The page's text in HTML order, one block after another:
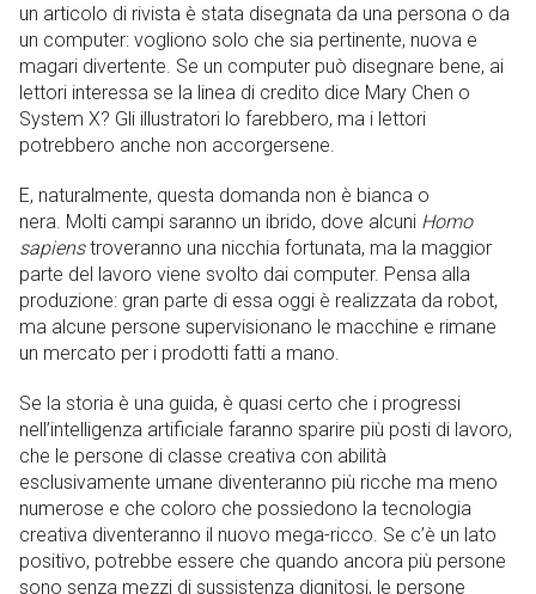
un articolo di rivista è stata disegnata da una persona o da
un computer: vogliono solo che sia pertinente, nuova e
magari divertente. Se un computer può disegnare bene, ai
lettori interessa se la linea di credito dice Mary Chen o
System X? Gli illustratori lo farebbero, ma i lettori
potrebbero anche non accorgersene.
E, naturalmente, questa domanda non è bianca o
nera. Molti campi saranno un ibrido, dove alcuni Homo
sapienstroveranno una nicchia fortunata, ma la maggior
parte del lavoro viene svolto dai computer. Pensa alla
produzione: gran parte di essa oggi è realizzata da robot,
ma alcune persone supervisionano le macchine e rimane
un mercato per i prodotti fatti a mano.
Se la storia è una guida, è quasi certo che i progressi
nell’intelligenza artificiale faranno sparire più posti di lavoro,
che le persone di classe creativa con abilità
esclusivamente umane diventeranno più ricche ma meno
numerose e che coloro che possiedono la tecnologia
creativa diventeranno il nuovo mega-ricco. Se c’è un lato
positivo, potrebbe essere che quando ancora più persone
sono senza mezzi di sussistenza dignitosi, le persone